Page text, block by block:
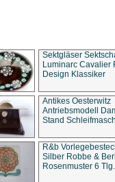
Sektgläser
Luminarc Cavalier
Design Klassiker
Antikes Oesterwitz
Antriebsmodell
Stand
R&b
Silber Robbe &
Rosenmuster 6 Tlg.